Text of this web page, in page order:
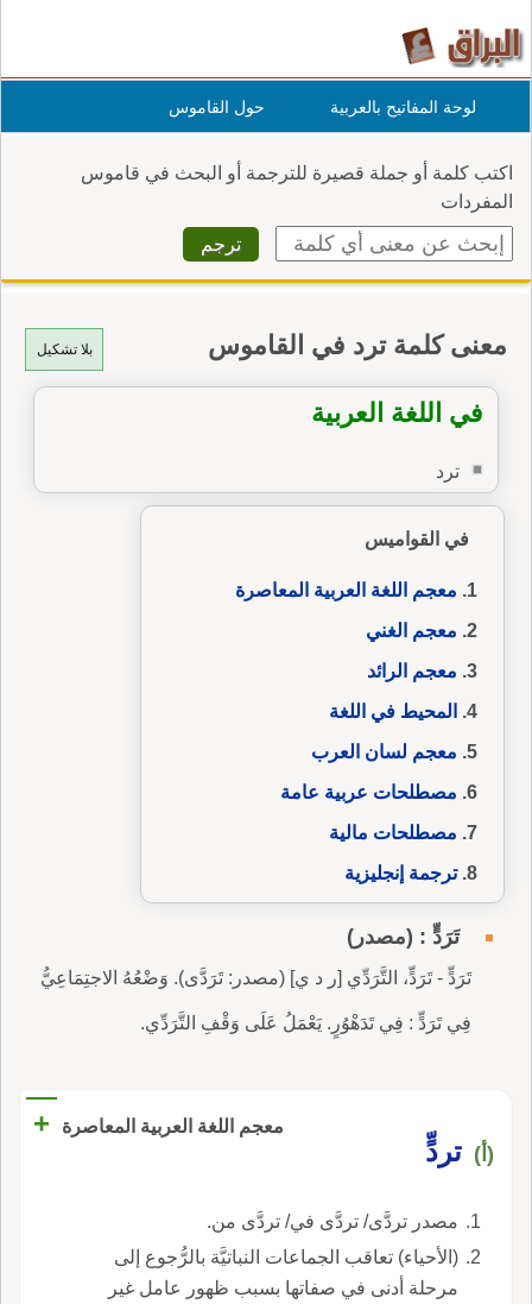
لوحة المفاتيح بالعربية حول القاموس
اكتب كلمة أو جملة قصيرة للترجمة أو البحث في قاموس
المفردات
بلا تشكيل معنى كلمة ترد في القاموس
في اللغة العربية
ترد
في القواميس
معجم اللغة العربية المعاصرة
معجم الغني
معجم الرائد
المحيط في اللغة
معجم لسان العرب
مصطلحات عربية عامة
مصطلحات مالية
ترجمة إنجليزية
تَرَدٍّ : (مصدر)
تَرَدٍّ - تَرَدٍّ، التَّرَدِّي [ر د ي] (مصدر: تَرَدَّى). وَضْعُهُ الاجتِمَاعِيُّ
فِي تَرَدٍّ : فِي تَدَهْوُرٍ. يَعْمَلُ عَلَى وَقْفِ التَّرَدِّي.
معجم اللغة العربية المعاصرة +
(أ) تردٍّ
مصدر تردَّى/ تردَّى في/ تردَّى من.
(الأحياء) تعاقب الجماعات النباتيَّة بالرُّجوع إلى
مرحلة أدنى في صفاتها بسبب ظهور عامل غير